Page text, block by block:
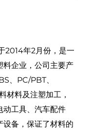
2014年2月份，是一
料企业，公司主要产
、PC/PBT、
材料及注塑加工，
动工具、汽车配件
备，保证了材料的